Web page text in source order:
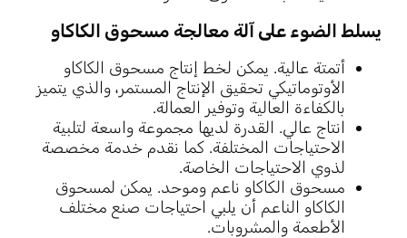
يسلط الضوء على آلة معالجة مسحوق الكاكاو
أتمتة عالية. يمكن لخط إنتاج مسحوق الكاكاو
الأوتوماتيكي تحقيق الإنتاج المستمر، والذي يتميز
بالكفاءة العالية وتوفير العمالة.
انتاج عالي. القدرة لديها مجموعة واسعة لتلبية
الاحتياجات المختلفة. كما نقدم خدمة مخصصة
لذوي الاحتياجات الخاصة.
مسحوق الكاكاو ناعم وموحد. يمكن لمسحوق
الكاكاو الناعم أن يلبي احتياجات صنع مختلف
الأطعمة والمشروبات.